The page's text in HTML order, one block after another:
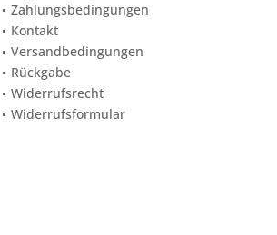
Zahlungsbedingungen
Kontakt
Versandbedingungen
Rückgabe
Widerrufsrecht
Widerrufsformular